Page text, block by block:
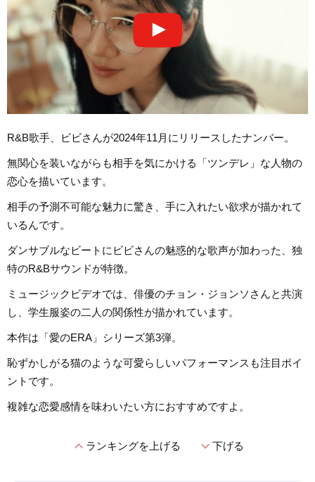
R&B歌手、ビビさんが2024年11月にリリースしたナンバー。
無関心を装いながらも相手を気にかける「ツンデレ」な人物の
恋心を描いています。
相手の予測不可能な魅力に驚き、手に入れたい欲求が描かれて
いるんです。
ダンサブルなビートにビビさんの魅惑的な歌声が加わった、独
特のR&Bサウンドが特徴。
ミュージックビデオでは、俳優のチョン・ジョンソさんと共演
し、学生服姿の二人の関係性が描かれています。
本作は「愛のERA」シリーズ第3弾。
恥ずかしがる猫のような可愛らしいパフォーマンスも注目ポイ
ントです。
複雑な恋愛感情を味わいたい方におすすめですよ。
expand_lessランキングを上げる expand_more下げる